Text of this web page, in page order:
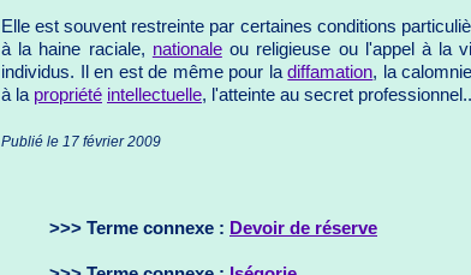
Elle est souvent restreinte par certaines conditions
à la haine raciale, nationaleou religieuse ou l'appel à la
individus. Il en est de même pour ladiffamation, la
à la propriété intellectuelle, l'atteinte au secret
Publié le 17 février 2009
>>> Terme connexe : Devoir de réserve